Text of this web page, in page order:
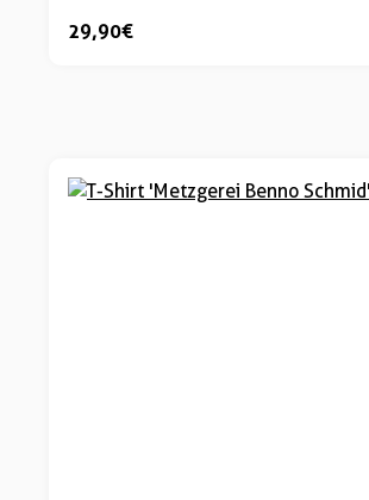
29,90 €